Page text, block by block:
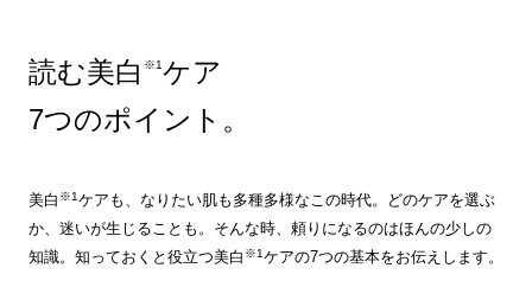
読む美白 ※1ケア
7つのポイント。
美白 ※1ケアも、なりたい肌も多種多様なこの時代。どのケアを選ぶ
か、迷いが生じることも。そんな時、頼りになるのはほんの少しの
知識。知っておくと役立つ美白 ※1ケアの7つの基本をお伝えします。